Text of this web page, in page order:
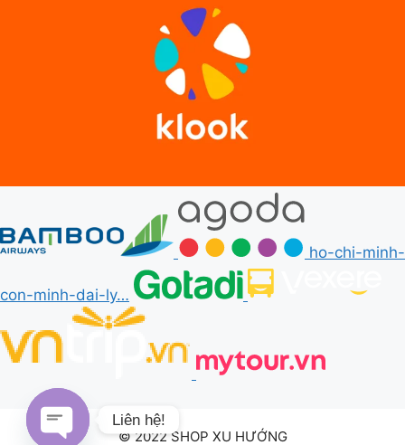
ho-chi-minh-
con-minh-dai-ly…
© 2022 SHOP XU HƯỚNG
Liên hệ!